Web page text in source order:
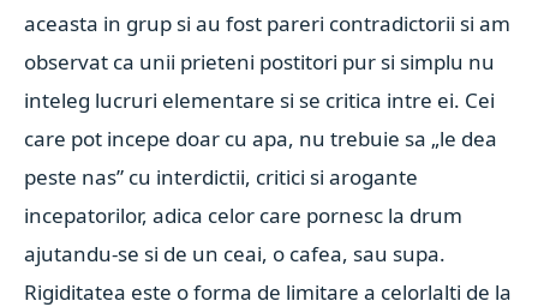
aceasta in grup si au fost pareri contradictorii si am
observat ca unii prieteni postitori pur si simplu nu
inteleg lucruri elementare si se critica intre ei. Cei
care pot incepe doar cu apa, nu trebuie sa „le dea
peste nas” cu interdictii, critici si arogante
incepatorilor, adica celor care pornesc la drum
ajutandu-se si de un ceai, o cafea, sau supa.
Rigiditatea este o forma de limitare a celorlalti de la